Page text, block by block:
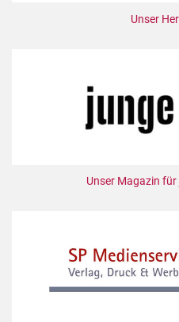
Unser
Unser Magazin